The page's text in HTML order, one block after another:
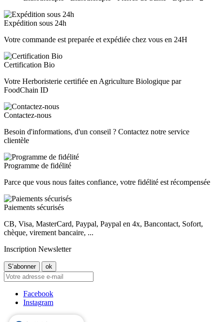
Expédition sous 24h
Votre commande est preparée et expédiée chez vous en 24H
Certification Bio
Votre Herboristerie certifiée en Agriculture Biologique par
FoodChain ID
Contactez-nous
Besoin d'informations, d'un conseil ? Contactez notre service
clientèle
Programme de fidélité
Parce que vous nous faites confiance, votre fidélité est récompensée
Paiements sécurisés
CB, Visa, MasterCard, Paypal, Paypal en 4x, Bancontact, Sofort,
chèque, virement bancaire, ...
Inscription Newsletter
Facebook
Instagram